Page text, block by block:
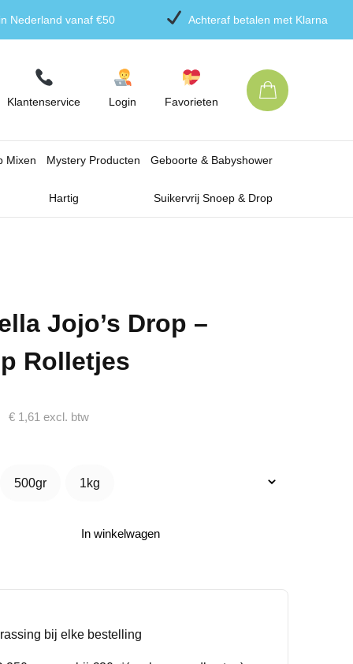
Nederland vanaf €50 Achteraf betalen met Klarna
Klantenservice Login Favorieten
Mixen Mystery Producten Geboorte & Babyshower
Hartig Suikervrij Snoep & Drop
Jojo’s Drop –
Rolletjes
€ 1,61 excl. btw
500gr
500gr
1kg
1kg
In winkelwagen
bij elke bestelling